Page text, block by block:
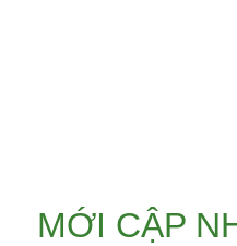
Barrack Obama
Bắc Kinh
MỚI CẬP